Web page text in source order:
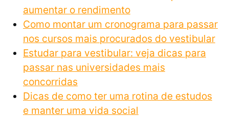
aumentar o rendimento
Como montar um cronograma para passar
nos cursos mais procurados do vestibular
Estudar para vestibular: veja dicas para
passar nas universidades mais
concorridas
Dicas de como ter uma rotina de estudos
e manter uma vida social